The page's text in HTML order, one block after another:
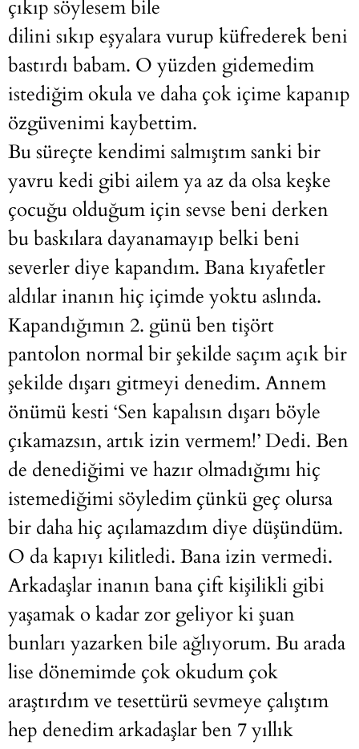
çıkıp söylesem bile
dilini sıkıp eşyalara vurup küfrederek beni
bastırdı babam. O yüzden gidemedim
istediğim okula ve daha çok içime kapanıp
özgüvenimi kaybettim.
Bu süreçte kendimi salmıştım sanki bir
yavru kedi gibi ailem ya az da olsa keşke
çocuğu olduğum için sevse beni derken
bu baskılara dayanamayıp belki beni
severler diye kapandım. Bana kıyafetler
aldılar inanın hiç içimde yoktu aslında.
Kapandığımın 2. günü ben tişört
pantolon normal bir şekilde saçım açık bir
şekilde dışarı gitmeyi denedim. Annem
önümü kesti ‘Sen kapalısın dışarı böyle
çıkamazsın, artık izin vermem!’ Dedi. Ben
de denediğimi ve hazır olmadığımı hiç
istemediğimi söyledim çünkü geç olursa
bir daha hiç açılamazdım diye düşündüm.
O da kapıyı kilitledi. Bana izin vermedi.
Arkadaşlar inanın bana çift kişilikli gibi
yaşamak o kadar zor geliyor ki şuan
bunları yazarken bile ağlıyorum. Bu arada
lise dönemimde çok okudum çok
araştırdım ve tesettürü sevmeye çalıştım
hep denedim arkadaşlar ben 7 yıllık